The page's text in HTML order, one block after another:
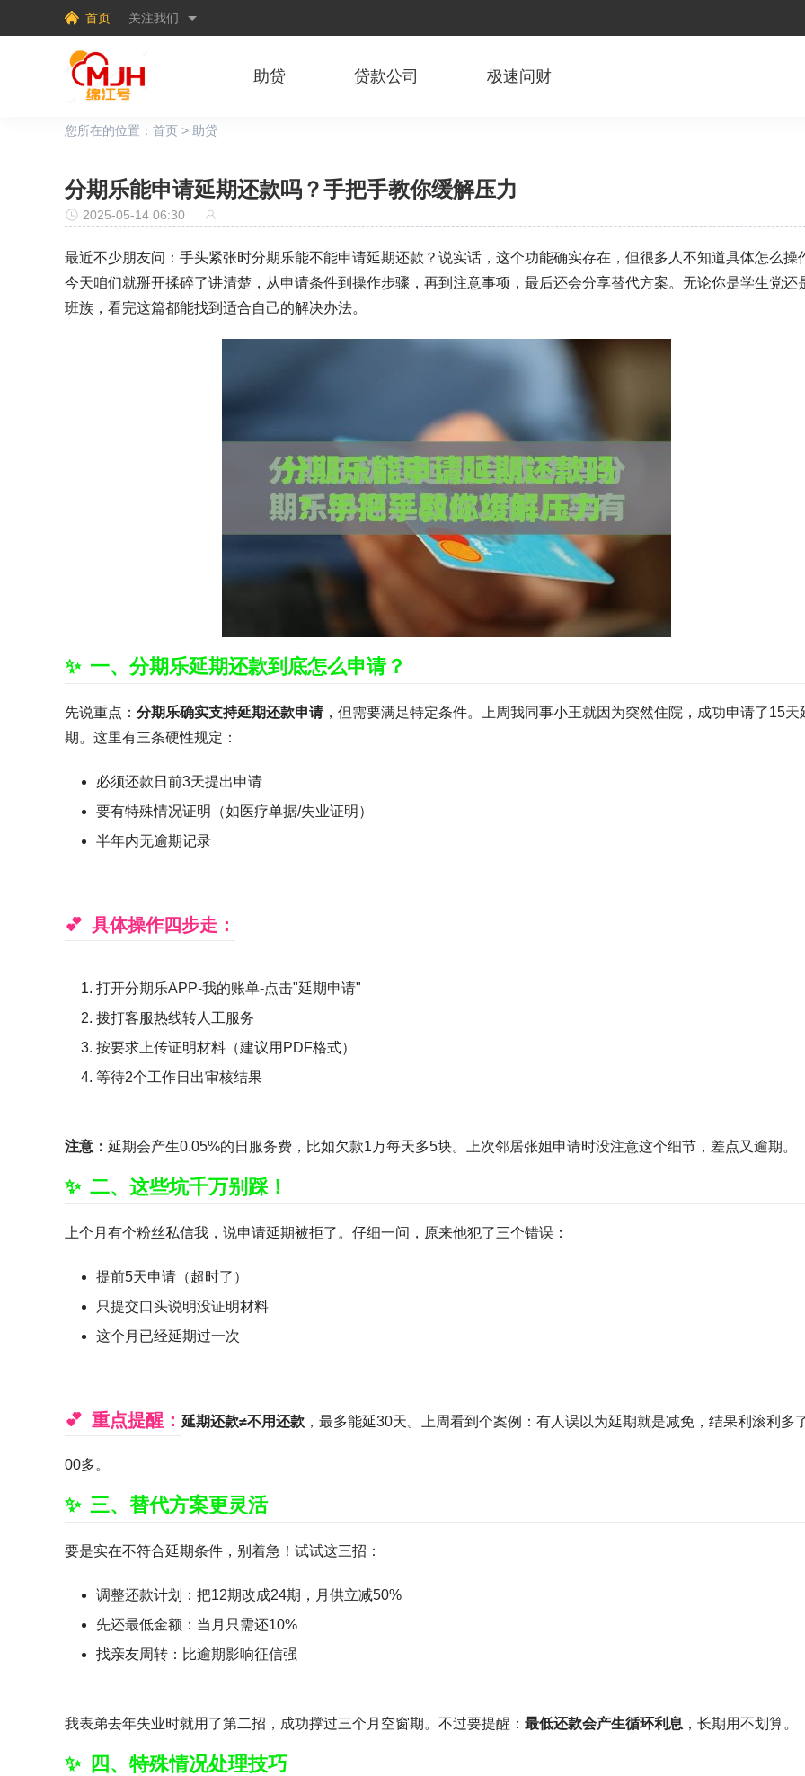
首页 关注我们
助贷 贷款公司 极速问财
您所在的位置： 首页 > 助贷
分期乐能申请延期还款吗？手把手教你缓解压力
2025-05-14 06:30
最近不少朋友问：手头紧张时分期乐能不能申请延期还款？说实话，这个功能确实存在，但很多人不知道具体怎么操
今天咱们就掰开揉碎了讲清楚，从申请条件到操作步骤，再到注意事项，最后还会分享替代方案。无论你是学生党还
班族，看完这篇都能找到适合自己的解决办法。
一、分期乐延期还款到底怎么申请？
先说重点： 分期乐确实支持延期还款申请，但需要满足特定条件。上周我同事小王就因为突然住院，成功申请了15天
期。这里有三条硬性规定：
必须还款日前3天提出申请
要有特殊情况证明（如医疗单据/失业证明）
半年内无逾期记录
具体操作四步走：
打开分期乐APP-我的账单-点击"延期申请"
拨打客服热线转人工服务
按要求上传证明材料（建议用PDF格式）
等待2个工作日出审核结果
注意： 延期会产生0.05%的日服务费，比如欠款1万每天多5块。上次邻居张姐申请时没注意这个细节，差点又逾期。
二、这些坑千万别踩！
上个月有个粉丝私信我，说申请延期被拒了。仔细一问，原来他犯了三个错误：
提前5天申请（超时了）
只提交口头说明没证明材料
这个月已经延期过一次
重点提醒： 延期还款≠不用还款 ，最多能延30天。上周看到个案例：有人误以为延期就是减免，结果利滚利多
00多。
三、替代方案更灵活
要是实在不符合延期条件，别着急！试试这三招：
调整还款计划：把12期改成24期，月供立减50%
先还最低金额：当月只需还10%
找亲友周转：比逾期影响征信强
我表弟去年失业时就用了第二招，成功撑过三个月空窗期。不过要提醒： 最低还款会产生循环利息 ，长期用不划算。
四、特殊情况处理技巧